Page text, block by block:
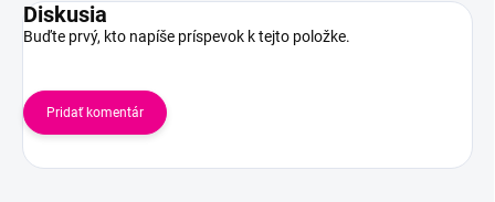
Diskusia
Buďte prvý, kto napíše príspevok k tejto položke.
Pridať komentár